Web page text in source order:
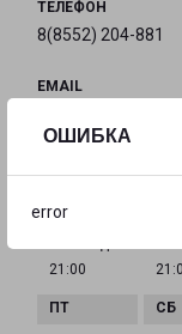
ОШИБКА
error
ТЕЛЕФОН
8(8552) 204-881
EMAIL
21:00